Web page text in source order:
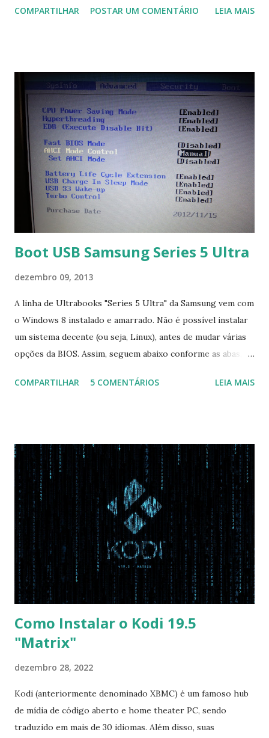
Na última versão 0.100, a coleção contém mais de 8.000
COMPARTILHAR POSTAR UM COMENTÁRIO LEIA MAIS
Boot USB Samsung Series 5 Ultra
dezembro 09, 2013
A linha de Ultrabooks "Series 5 Ultra" da Samsung vem com
o Windows 8 instalado e amarrado. Não é possível instalar
um sistema decente (ou seja, Linux), antes de mudar várias
opções da BIOS. Assim, seguem abaixo conforme as abas, a
Na inicialização aperte F2 para acessar a BIOS e então faça
com Win, deixe essa opção no Auto ) Set AHCI Mode ->
Disabled USB S3 Wake-up -> Enabled Boot: Secure Boot ->
Disabled OS Mode Selection -> UEFI and CSM OS (Essa
opção garante boot com Win e Linux) Boot > Boot Priority
Order USB HDD: SATA CD: SATA HDD: Essa ordem de boot
vai garantir que ele tente primeiro o boot pela USB, depois
pelo CD e por último no HD. Apenas as opções acima são
as necessá...
COMPARTILHAR 5 COMENTÁRIOS LEIA MAIS
Como Instalar o Kodi 19.5
"Matrix"
dezembro 28, 2022
Kodi (anteriormente denominado XBMC) é um famoso hub
de mídia de código aberto e home theater PC, sendo
traduzido em mais de 30 idiomas. Além disso, suas